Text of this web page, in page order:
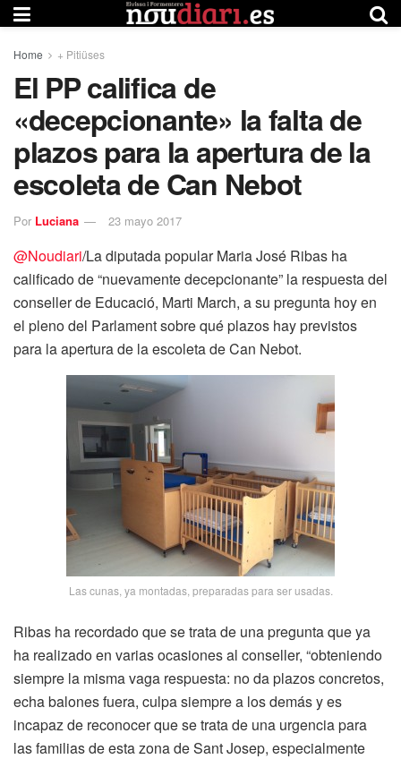
Home + Pitiüses
El PP califica de
«decepcionante» la falta de
plazos para la apertura de la
escoleta de Can Nebot
Por Luciana 23 mayo 2017
@Noudiari/La diputada popular Maria José Ribas ha
calificado de “nuevamente decepcionante” la respuesta del
conseller de Educació, Marti March, a su pregunta hoy en
el pleno del Parlament sobre qué plazos hay previstos
para la apertura de la escoleta de Can Nebot.
Las cunas, ya montadas, preparadas para ser usadas.
Ribas ha recordado que se trata de una pregunta que ya
ha realizado en varias ocasiones al conseller, “obteniendo
siempre la misma vaga respuesta: no da plazos concretos,
echa balones fuera, culpa siempre a los demás y es
incapaz de reconocer que se trata de una urgencia para
las familias de esta zona de Sant Josep, especialmente